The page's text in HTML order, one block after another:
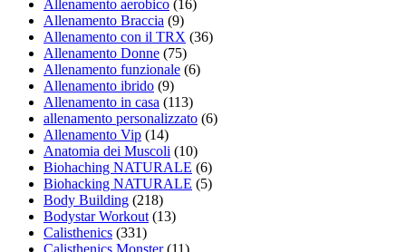
Allenamento aerobico (16)
Allenamento Braccia (9)
Allenamento con il TRX (36)
Allenamento Donne (75)
Allenamento funzionale (6)
Allenamento ibrido (9)
Allenamento in casa (113)
allenamento personalizzato (6)
Allenamento Vip (14)
Anatomia dei Muscoli (10)
Biohaching NATURALE (6)
Biohacking NATURALE (5)
Body Building (218)
Bodystar Workout (13)
Calisthenics (331)
Calisthenics Monster(11)